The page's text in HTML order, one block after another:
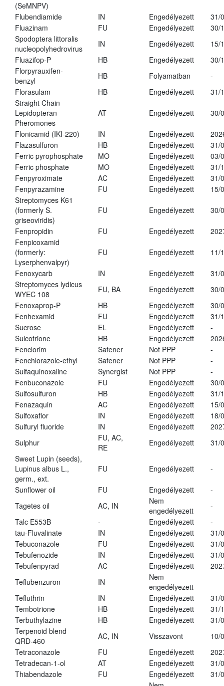
(SeMNPV)
Flubendiamide IN Engedélyezett
31/
Fluazinam
FU Engedélyezett
30/
Spodoptera littoralis
nucleopolyhedrovirus
IN Engedélyezett
15/
Fluazifop-P
HB Engedélyezett
30/
Florpyrauxifen-
benzyl
HB Folyamatban
-
Florasulam
HB Engedélyezett
31/
Straight Chain
Lepidopteran
Pheromones
AT Engedélyezett 30/
Flonicamid (IKI-220) IN Engedélyezett
Flazasulfuron
HB Engedélyezett
31/
Ferric pyrophosphate
MO Engedélyezett
03/
Ferric phosphate
MO Engedélyezett
31/
Fenpyroximate
AC Engedélyezett
31/
Fenpyrazamine
FU Engedélyezett
15/
Streptomyces K61
(formerly S.
griseoviridis)
FU Engedélyezett 30/
Fenpropidin FU Engedélyezett
Fenpicoxamid
(formerly:
Lyserphenvalpyr)
FU Engedélyezett 11/
Fenoxycarb IN Engedélyezett
31/
Streptomyces lydicus
WYEC 108
FU, BA Engedélyezett
30/
Fenoxaprop-P
HB Engedélyezett
30/
Fenhexamid
FU Engedélyezett
31/
Sucrose
EL Engedélyezett
-
Sulcotrione
HB Engedélyezett
Fenclorim
Safener Not PPP
-
Fenchlorazole-ethyl
Safener Not PPP
-
Sulfaquinoxaline
Synergist Not PPP
-
Fenbuconazole
FU Engedélyezett
30/
Sulfosulfuron
HB Engedélyezett
31/
Fenazaquin
AC Engedélyezett
15/
Sulfoxaflor
IN Engedélyezett
18/
Sulfuryl fluoride
IN Engedélyezett
Sulphur
FU, AC,
RE
Engedélyezett
31/
Sweet Lupin (seeds),
Lupinus albus L.,
germ., ext.
FU Engedélyezett -
Sunflower oil FU Engedélyezett
-
Tagetes oil
AC, IN
Nem
engedélyezett
-
Talc E553B
- Engedélyezett
-
tau-Fluvalinate
IN Engedélyezett
31/
Tebuconazole
FU Engedélyezett
31/
Tebufenozide
IN Engedélyezett
31/
Tebufenpyrad
AC Engedélyezett
Teflubenzuron
IN
Nem
engedélyezett
Tefluthrin
IN Engedélyezett
31/
Tembotrione
HB Engedélyezett
31/
Terbuthylazine
HB Engedélyezett
31/
Terpenoid blend
QRD-460
AC, IN Visszavont
10/
Tetraconazole
FU Engedélyezett
Tetradecan-1-ol
AT Engedélyezett
31/
Thiabendazole
FU Engedélyezett
31/